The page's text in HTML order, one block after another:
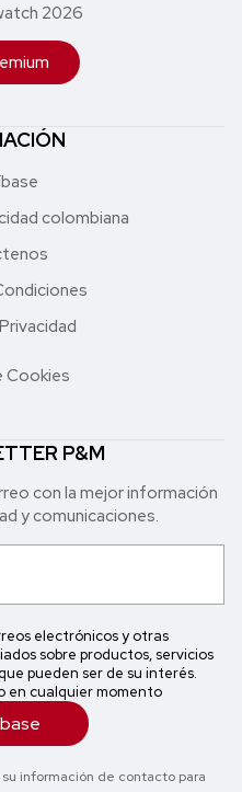
2026
colombiana
Cookies
P&M
con la mejor in formación
y comunicaciones.
electrónicos y otras
sobre productos, servicios
pueden ser de su interés.
en cualquier momento
información de contacto para